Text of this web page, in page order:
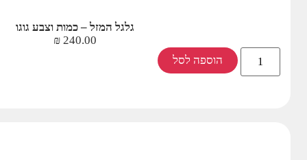
גלגל המזל – כמות וצבע גוגו
240.00
₪
הוספה לסל